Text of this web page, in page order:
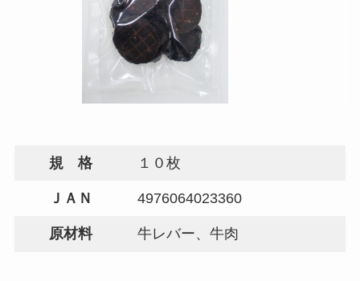
規 格 １０枚
ＪＡＮ 4976064023360
原材料 牛レバー、牛肉